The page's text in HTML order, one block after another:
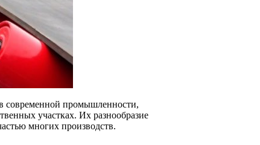
современной промышленности,
участках. Их разнообразие
многих производств.